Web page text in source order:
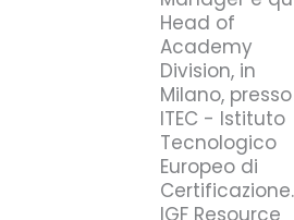
Head of
Academy
Division, in
Milano, presso
ITEC - Istituto
Tecnologico
Europeo di
Certificazione.
IGF Resource